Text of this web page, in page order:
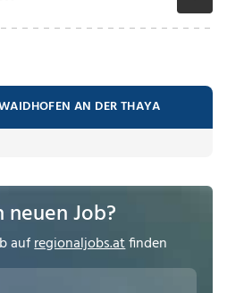
AN DER THAYA
neuen Job?
aufregionaljobs.atfinden